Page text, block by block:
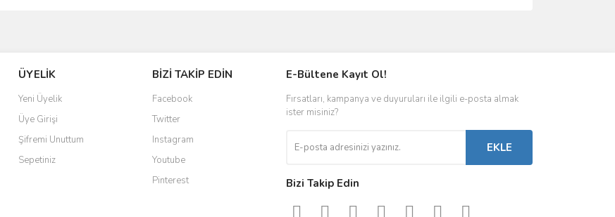
ÜYELİK
Yeni Üyelik
Üye Girişi
Şifremi Unuttum
Sepetiniz
BİZİ TAKİP EDİN
Facebook
Twitter
Instagram
Youtube
Pinterest
E-Bültene Kayıt Ol!
Fırsatları, kampanya ve duyuruları ile ilgili e-posta almak
ister misiniz?
EKLE
Bizi Takip Edin